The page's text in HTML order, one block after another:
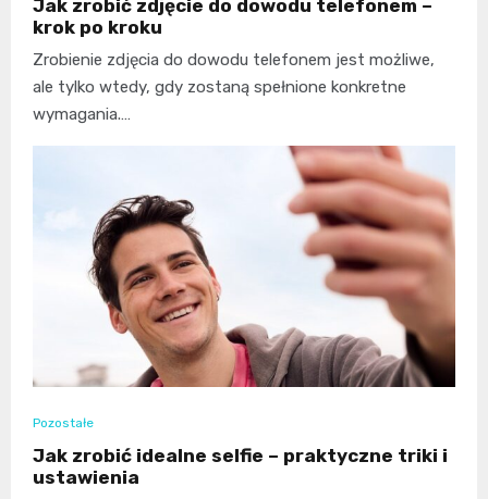
Jak zrobić zdjęcie do dowodu telefonem –
krok po kroku
Zrobienie zdjęcia do dowodu telefonem jest możliwe,
ale tylko wtedy, gdy zostaną spełnione konkretne
wymagania.…
Pozostałe
Jak zrobić idealne selfie – praktyczne triki i
ustawienia